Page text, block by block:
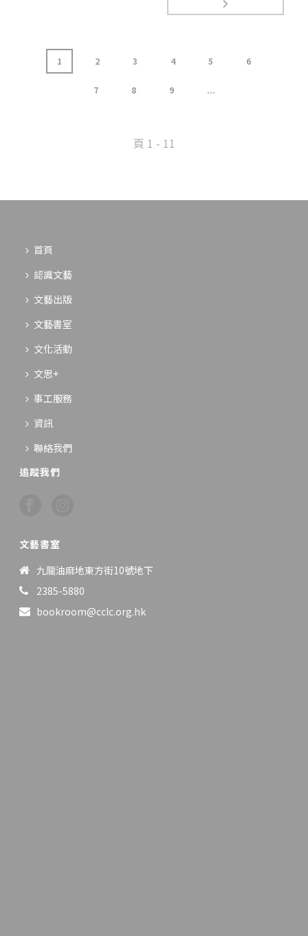
1 2 3 4 5 6
7 8 9 ...
頁 1 - 11
首頁
認識文藝
文藝出版
文藝書室
文化活動
文思+
事工服務
資訊
聯絡我們
追蹤我們
文藝書室
九龍油麻地東方街10號地下
2385-5880
bookroom@cclc.org.hk